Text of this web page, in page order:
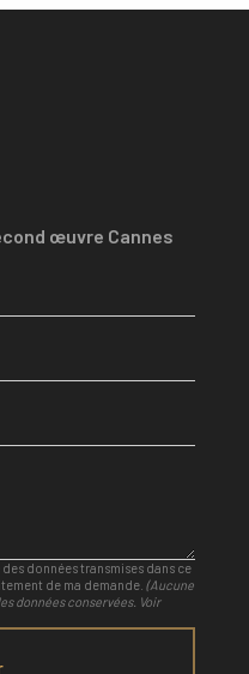
œuvre Cannes
données transmises dans ce
de ma demande. (Aucune
données conservées. Voir